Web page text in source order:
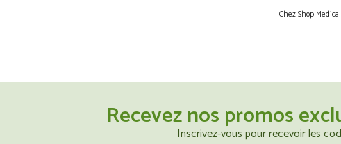
Chez Shop
Recevez nos promos
Inscrivez-vous pour recevoir les